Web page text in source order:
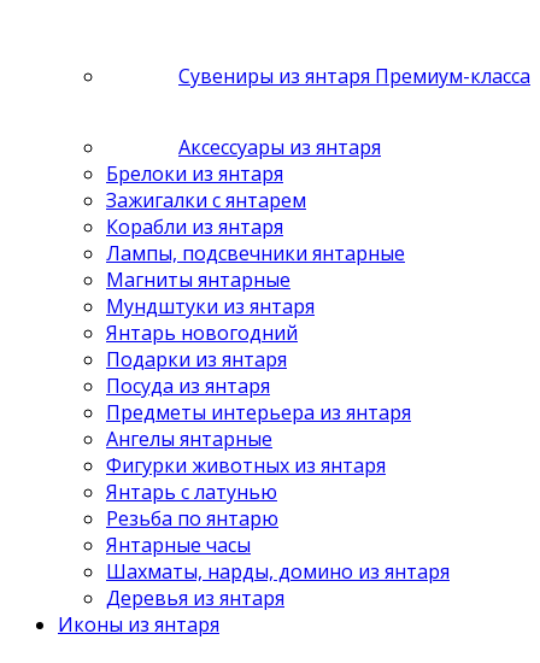
Сувениры из янтаря Премиум-класса
Аксессуары из янтаря
Брелоки из янтаря
Зажигалки с янтарем
Корабли из янтаря
Лампы, подсвечники янтарные
Магниты янтарные
Мундштуки из янтаря
Янтарь новогодний
Подарки из янтаря
Посуда из янтаря
Предметы интерьера из янтаря
Ангелы янтарные
Фигурки животных из янтаря
Янтарь с латунью
Резьба по янтарю
Янтарные часы
Шахматы, нарды, домино из янтаря
Деревья из янтаря
Иконы из янтаря